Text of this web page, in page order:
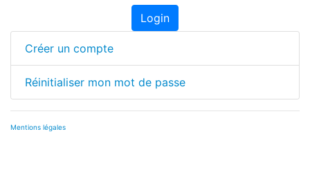
Login
Créer un compte
Réinitialiser mon mot de passe
Mentions légales